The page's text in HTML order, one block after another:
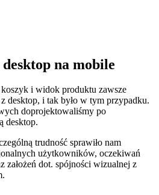
na mobile
i widok produktu zawsze
desktop, i tak było w tym przypadku.
doprojektowaliśmy po
desktop.
trudność sprawiło nam
użytkowników, oczekiwań
założeń dot. spójności wizualnej z